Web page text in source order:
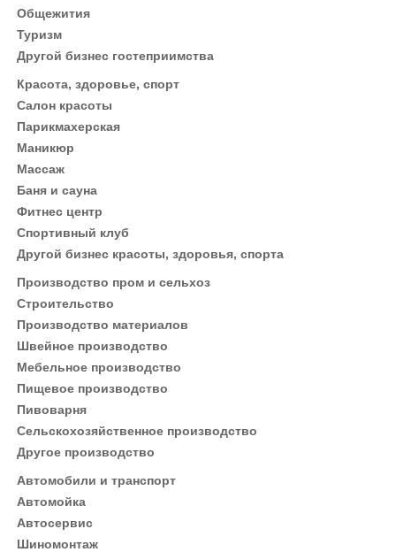
Общежития
Туризм
Другой бизнес гостеприимства
Красота, здоровье, спорт
Салон красоты
Парикмахерская
Маникюр
Массаж
Баня и сауна
Фитнес центр
Спортивный клуб
Другой бизнес красоты, здоровья, спорта
Производство пром и сельхоз
Строительство
Производство материалов
Швейное производство
Мебельное производство
Пищевое производство
Пивоварня
Сельскохозяйственное производство
Другое производство
Автомобили и транспорт
Автомойка
Автосервис
Шиномонтаж